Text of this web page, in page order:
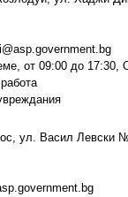
от 09:00 до
ул. Васил Левски